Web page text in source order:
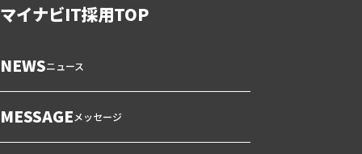
マイナビIT採用TOP
NEWSニュース
MESSAGEメッセージ